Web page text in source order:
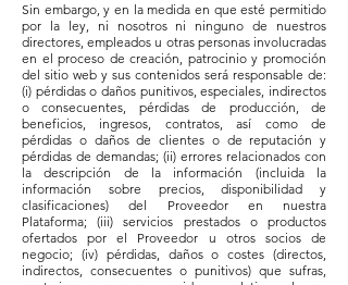
Sin embargo, y en la medida en que esté permitido
por la ley, ni nosotros ni ninguno de nuestros
directores, empleados u otras personas involucradas
en el proceso de creación, patrocinio y promoción
del sitio web y sus contenidos será responsable de:
(i) pérdidas o daños punitivos, especiales, indirectos
o consecuentes, pérdidas de producción, de
beneficios, ingresos, contratos, así como de
pérdidas o daños de clientes o de reputación y
pérdidas de demandas; (ii) errores relacionados con
la descripción de la información (incluida la
información sobre precios, disponibilidad y
clasificaciones) del Proveedor en nuestra
Plataforma; (iii) servicios prestados o productos
ofertados por el Proveedor u otros socios de
negocio; (iv) pérdidas, daños o costes (directos,
indirectos, consecuentes o punitivos) que sufras,